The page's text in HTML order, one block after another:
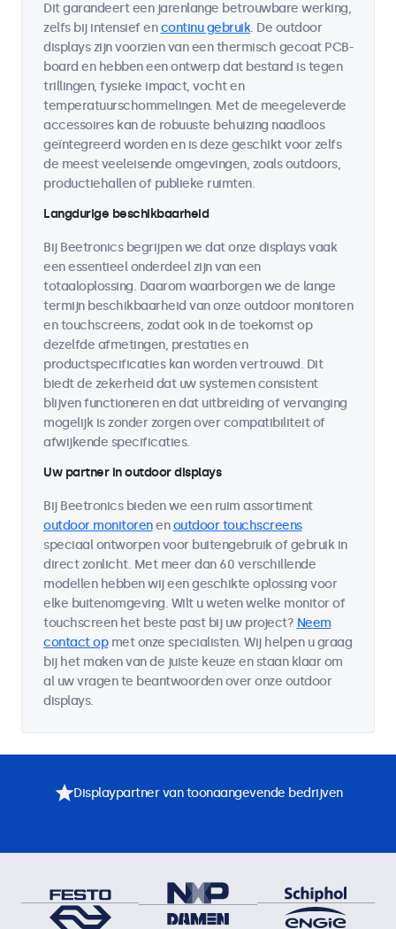
Dit garandeert een jarenlange betrouwbare werking,
zelfs bij intensief encontinu gebruik. De outdoor
displays zijn voorzien van een thermisch gecoat PCB-
board en hebben een ontwerp dat bestand is tegen
trillingen, fysieke impact, vocht en
temperatuurschommelingen. Met de meegeleverde
accessoires kan de robuuste behuizing naadloos
geïntegreerd worden en is deze geschikt voor zelfs
de meest veeleisende omgevingen, zoals outdoors,
productiehallen of publieke ruimten.
Langdurige beschikbaarheid
Bij Beetronics begrijpen we dat onze displays vaak
een essentieel onderdeel zijn van een
totaaloplossing. Daarom waarborgen we de lange
termijn beschikbaarheid van onze outdoor monitoren
en touchscreens, zodat ook in de toekomst op
dezelfde afmetingen, prestaties en
productspecificaties kan worden vertrouwd. Dit
biedt de zekerheid dat uw systemen consistent
blijven functioneren en dat uitbreiding of vervanging
mogelijk is zonder zorgen over compatibiliteit of
afwijkende specificaties.
Uw partner in outdoor displays
Bij Beetronics bieden we een ruim assortiment
outdoor monitorenenoutdoor touchscreens
speciaal ontworpen voor buitengebruik of gebruik in
direct zonlicht. Met meer dan 60 verschillende
modellen hebben wij een geschikte oplossing voor
elke buitenomgeving. Wilt u weten welke monitor of
touchscreen het beste past bij uw project? Neem
contact opmet onze specialisten. Wij helpen u graag
bij het maken van de juiste keuze en staan klaar om
al uw vragen te beantwoorden over onze outdoor
displays.
Displaypartner van toonaangevende bedrijven